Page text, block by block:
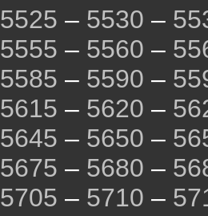
5525 – 5530 –
5555 – 5560 –
5585 – 5590 –
5615 – 5620 –
5645 – 5650 –
5675 – 5680 –
5705 – 5710 –